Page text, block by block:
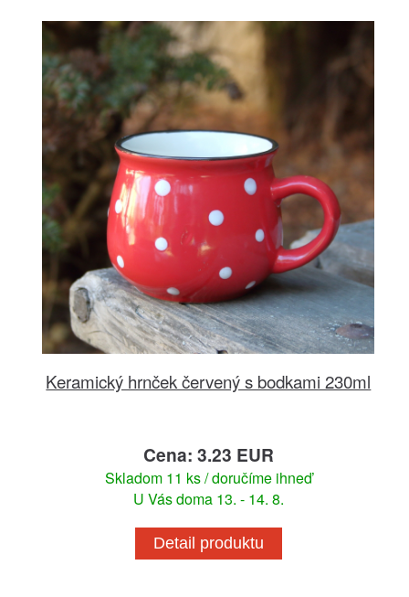
Keramický hrnček červený s bodkami 230ml
Cena: 3.23 EUR
Skladom 11 ks / doručíme ihneď
U Vás doma 13. - 14. 8.
Detail produktu